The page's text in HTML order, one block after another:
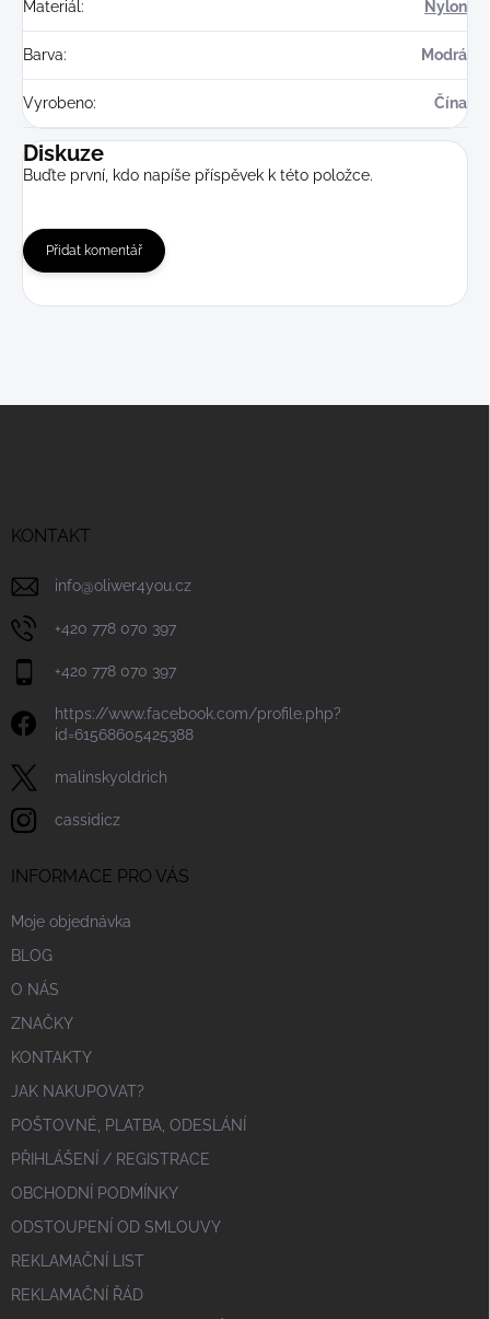
Materiál : Nylon
Barva: Modrá
Vyrobeno: Čína
Diskuze
Buďte první, kdo napíše příspěvek k této položce.
Přidat komentář
KONTAKT
info@oliwer4you.cz
+420 778 070 397
+420 778 070 397
https://www.facebook.com/profile.php?
id=61568605425388
malinskyoldrich
cassidicz
INFORMACE PRO VÁS
Moje objednávka
BLOG
O NÁS
ZNAČKY
KONTAKTY
JAK NAKUPOVAT?
POŠTOVNÉ, PLATBA, ODESLÁNÍ
PŘIHLÁŠENÍ / REGISTRACE
OBCHODNÍ PODMÍNKY
ODSTOUPENÍ OD SMLOUVY
REKLAMAČNÍ LIST
REKLAMAČNÍ ŘÁD